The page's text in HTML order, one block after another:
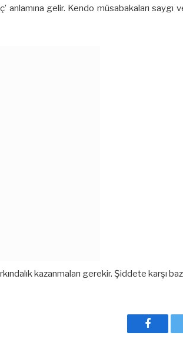
anlamına gelir. Kendo müsabakaları
kazanmaları gerekir. Şiddete karşı